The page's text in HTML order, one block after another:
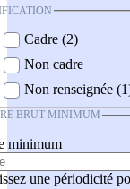
Cadre (2)
Non cadre
Non renseignée
BRUT MINIMUM
minimum
une périodicité